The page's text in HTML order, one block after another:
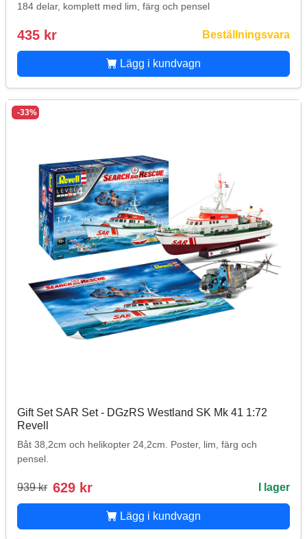
184 delar, komplett med lim, färg och pensel
435 kr Beställningsvara
Lägg i kundvagn
-33%
Gift Set SAR Set - DGzRS Westland SK Mk 41 1:72
Revell
Båt 38,2cm och helikopter 24,2cm. Poster, lim, färg och
pensel.
939 kr 629 kr I lager
Lägg i kundvagn